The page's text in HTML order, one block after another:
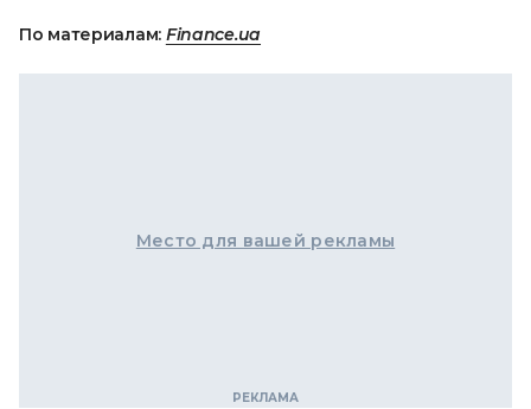
По материалам: Finance.ua
Место для вашей рекламы